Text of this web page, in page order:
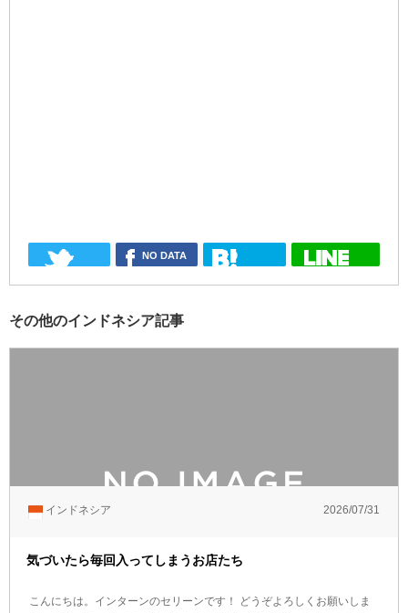
NO DATA 0
その他のインドネシア記事
インドネシア 2026/07/31
気づいたら毎回入ってしまうお店たち
こんにちは。インターンのセリーンです！ どうぞよろしくお願いしま